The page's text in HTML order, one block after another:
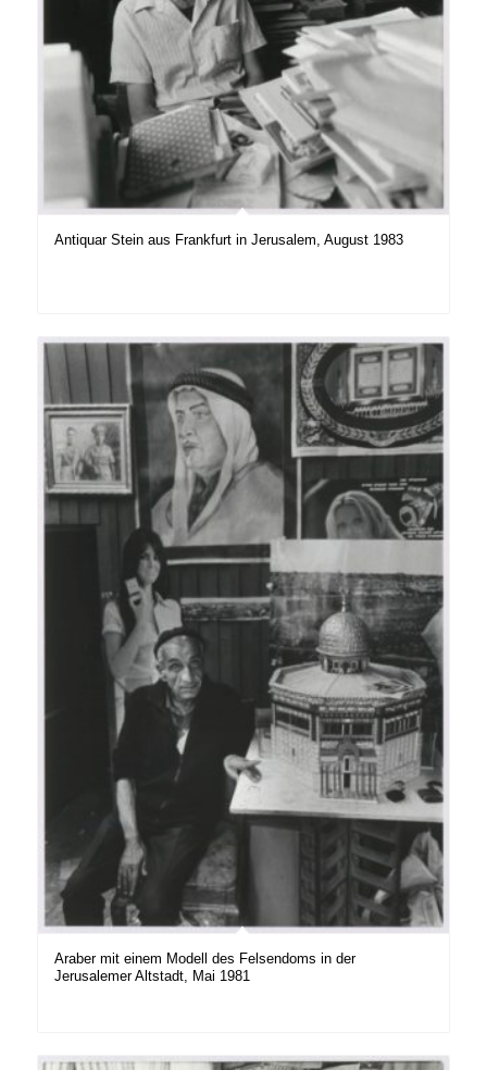
Antiquar Stein aus Frankfurt in Jerusalem, August 1983
Araber mit einem Modell des Felsendoms in der
Jerusalemer Altstadt, Mai 1981